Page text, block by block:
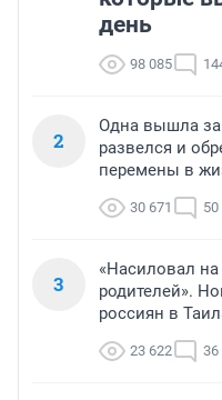
день
98 085
2
Одна вышла
развелся и
перемены в
30 671 50
3
«Насиловал на
родителей».
россиян в
23 622 36